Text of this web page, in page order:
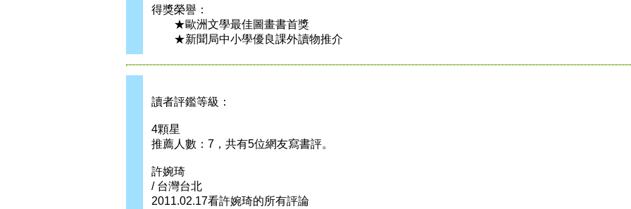
得獎榮譽：
★歐洲文學最佳圖畫書首獎
★新聞局中小學優良課外讀物推介
讀者評鑑等級：
4顆星
推薦人數：7，共有5位網友寫書評。
許婉琦
/ 台灣台北
2011.02.17看許婉琦的所有評論